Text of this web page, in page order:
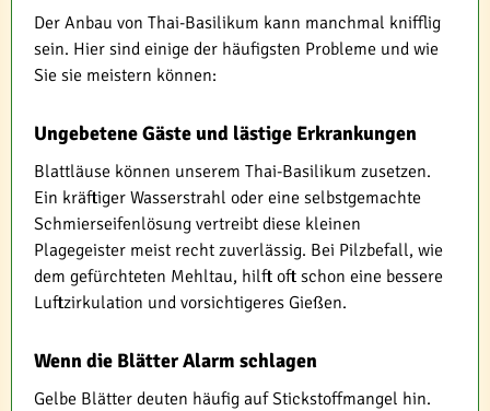
Der Anbau von Thai-Basilikum kann manchmal knifflig
sein. Hier sind einige der häufigsten Probleme und wie
Sie sie meistern können:
Ungebetene Gäste und lästige Erkrankungen
Blattläuse können unserem Thai-Basilikum zusetzen.
Ein kräftiger Wasserstrahl oder eine selbstgemachte
Schmierseifenlösung vertreibt diese kleinen
Plagegeister meist recht zuverlässig. Bei Pilzbefall, wie
dem gefürchteten Mehltau, hilft oft schon eine bessere
Luftzirkulation und vorsichtigeres Gießen.
Wenn die Blätter Alarm schlagen
Gelbe Blätter deuten häufig auf Stickstoffmangel hin.